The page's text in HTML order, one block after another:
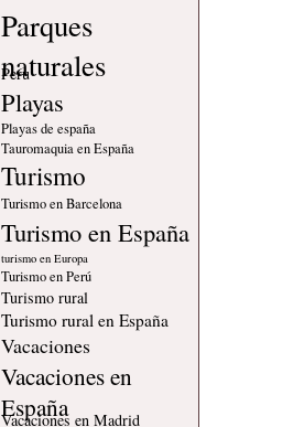
Parques
naturales
Peru
Playas
Playas de españa
Tauromaquia en España
Turismo
Turismo en Barcelona
Turismo en España
turismo en Europa
Turismo en Perú
Turismo rural
Turismo rural en España
Vacaciones
Vacaciones en
España
Vacaciones en Madrid